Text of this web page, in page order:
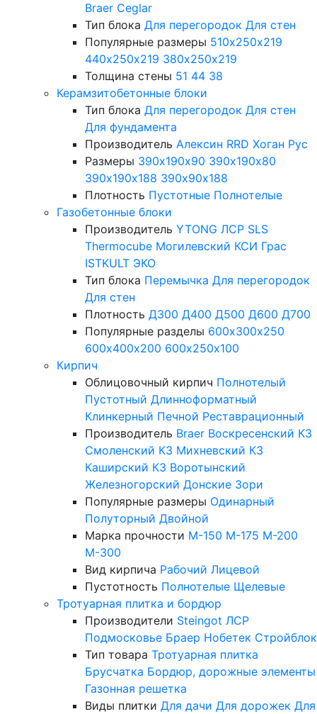
Braer Ceglar
Тип блока Для перегородок Для стен
Популярные размеры 510х250х219
440х250х219 380х250х219
Толщина стены 51 44 38
Керамзитобетонные блоки
Тип блока Для перегородок Для стен
Для фундамента
Производитель Алексин RRD Хоган Рус
Размеры 390х190х90 390х190х80
390х190х188 390х90х188
Плотность Пустотные Полнотелые
Газобетонные блоки
Производитель YTONG ЛСР SLS
Thermocube Могилевский КСИ Грас
ISTKULT ЭКО
Тип блока Перемычка Для перегородок
Для стен
Плотность Д300 Д400 Д500 Д600 Д700
Популярные разделы 600х300х250
600х400х200 600х250х100
Кирпич
Облицовочный кирпич Полнотелый
Пустотный Длинноформатный
Клинкерный Печной Реставрационный
Производитель Braer Воскресенский КЗ
Смоленский КЗ Михневский КЗ
Каширский КЗ Воротынский
Железногорский Донские Зори
Популярные размеры Одинарный
Полуторный Двойной
Марка прочности М-150 М-175 М-200
М-300
Вид кирпича Рабочий Лицевой
Пустотность Полнотелые Щелевые
Тротуарная плитка и бордюр
Производители Steingot ЛСР
Подмосковье Браер Нобетек Стройблок
Тип товара Тротуарная плитка
Брусчатка Бордюр, дорожные элементы
Газонная решетка
Виды плитки Для дачи Для дорожек Для